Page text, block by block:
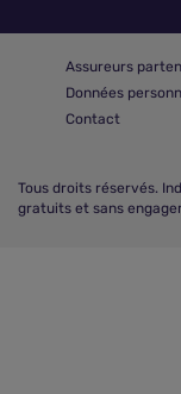
Assureurs
Données
Contact
Tous droits réservés.
gratuits et sans